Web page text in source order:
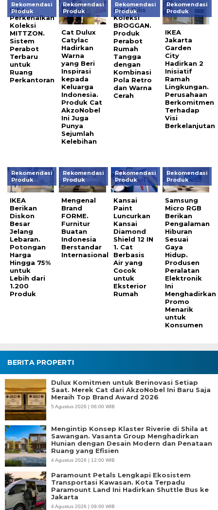
Rekomendasi
Produk
IKEA
Perkenalkan
Koleksi
MITTZON.
Sistem
Perabot
Terbaru
untuk
Ruang
Perkantoran
Rekomendasi
Produk
Cat Dulux
Catylac
Hadirkan
Warna
yang Beri
Inspirasi
kepada
Keluarga
Indonesia.
Produk Cat
AkzoNobel
Ini Juga
Punya
Sejumlah
Kelebihan
Rekomendasi
Produk
IKEA Rilis
Koleksi
BROGGAN.
Produk
Perabot
Rumah
Tangga
dengan
Kombinasi
Pola Retro
dan Warna
Cerah
Rekomendasi
Produk
IKEA
Jakarta
Garden
City
Hadirkan 2
Inisiatif
Ramah
Lingkungan.
Perusahaan
Berkomitmen
Terhadap
Visi
Berkelanjutan
Rekomendasi
Produk
IKEA
Berikan
Diskon
Besar
Jelang
Lebaran.
Potongan
Harga
Hingga 75%
untuk
Lebih dari
1.200
Produk
Rekomendasi
Produk
Mengenal
Brand
FORME.
Furnitur
Buatan
Indonesia
Berstandar
Internasional
Rekomendasi
Produk
Kansai
Paint
Luncurkan
Kansai
Diamond
Shield 12 IN
1. Cat
Berbasis
Air yang
Cocok
untuk
Eksterior
Rumah
Rekomendasi
Produk
Samsung
Micro RGB
Berikan
Pengalaman
Hiburan
Sesuai
Gaya
Hidup.
Produsen
Peralatan
Elektronik
Ini
Menghadirkan
Promo
Menarik
untuk
Konsumen
BERITA PROPERTI
Dulux Komitmen untuk Berinovasi Setiap
Saat. Merek Cat dari AkzoNobel Ini Baru Saja
Meraih Top Brand Award 2026
5 Agustus 2026 | 06:00 WIB
Mengintip Konsep Klaster Riverie di Shila at
Sawangan. Vasanta Group Menghadirkan
Hunian dengan Desain Modern dan Penataan
Ruang yang Efisien
4 Agustus 2026 | 12:00 WIB
Paramount Petals Lengkapi Ekosistem
Transportasi Kawasan. Kota Terpadu
Paramount Land Ini Hadirkan Shuttle Bus ke
Jakarta
4 Agustus 2026 | 09:00 WIB